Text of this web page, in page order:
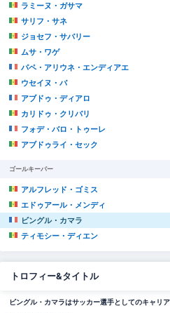
ラミーヌ・ガサマ
サリフ・サネ
ジョセフ・サバリー
ムサ・ワゲ
パペ・アリウネ・エンディアエ
ウセイヌ・バ
アブドゥ・ディアロ
カリドゥ・クリバリ
フォデ・バロ・トゥーレ
アブドゥライ・セック
ゴールキーパー
アルフレッド・ゴミス
エドゥアール・メンディ
ビングル・カマラ
ティモシー・ディエン
トロフィー&タイトル
ビングル・カマラはサッカー選手としてのキャリ